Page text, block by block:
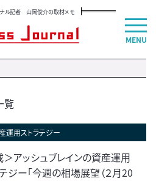
ナル記者 山岡俊介の取材メモ
覧
運用ストラテジー
アッシュブレインの資産運用
ジー「今週の相場展望（２月20
MENU